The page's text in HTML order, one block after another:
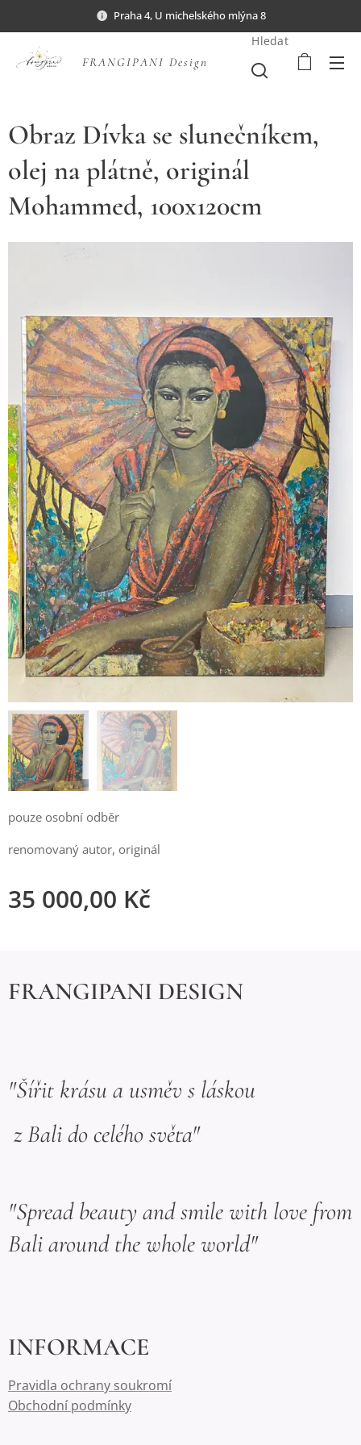
Praha 4, U michelského mlýna 8
FRANGIPANI Design
Hledat
Obraz Dívka se slunečníkem,
olej na plátně, originál
Mohammed, 100x120cm
pouze osobní odběr
renomovaný autor, originál
35 000,00 Kč
FRANGIPANI DESIGN
"Šířit krásu a usměv s láskou
z Bali do celého světa"
"Spread beauty and smile with love from
Bali around the whole world"
INFORMACE
Pravidla ochrany soukromí
Obchodní podmínky